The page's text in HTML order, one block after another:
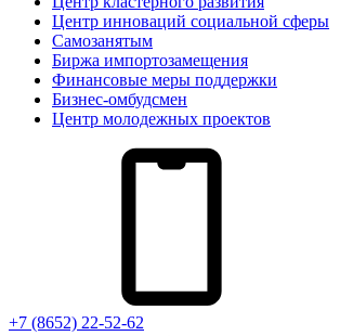
Центр инноваций социальной сферы
Cамозанятым
Биржа импортозамещения
Финансовые меры поддержки
Бизнес-омбудсмен
Центр молодежных проектов
+7 (8652) 22-52-62